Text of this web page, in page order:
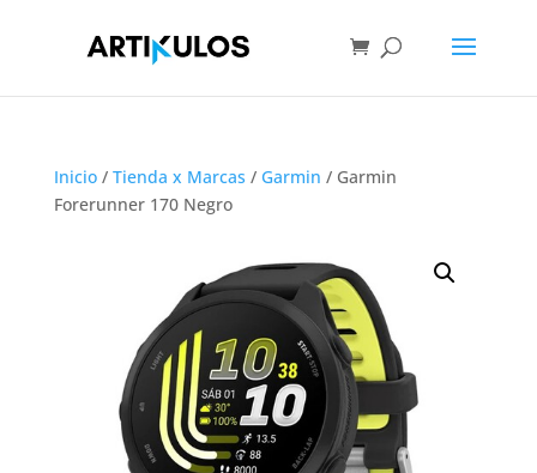
Inicio/ Tienda x Marcas / Garmin / Garmin
Forerunner 170 Negro